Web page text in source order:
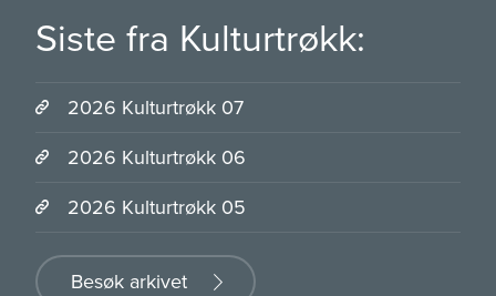
Siste fra Kulturtrøkk:
2026 Kulturtrøkk 07
2026 Kulturtrøkk 06
2026 Kulturtrøkk 05
Besøk arkivet